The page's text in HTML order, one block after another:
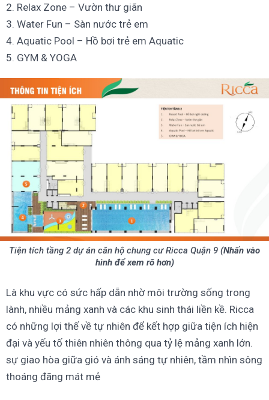
2. Relax Zone – Vườn thư giãn
3. Water Fun – Sàn nước trẻ em
4. Aquatic Pool – Hồ bơi trẻ em Aquatic
5. GYM & YOGA
Tiện tích tầng 2 dự án căn hộ chung cư Ricca Quận 9 (Nhấn vào
hình để xem rõ hơn)
Là khu vực có sức hấp dẫn nhờ môi trường sống trong
lành, nhiều mảng xanh và các khu sinh thái liền kề. Ricca
có những lợi thế về tự nhiên để kết hợp giữa tiện ích hiện
đại và yếu tố thiên nhiên thông qua tỷ lệ mảng xanh lớn.
sự giao hòa giữa gió và ánh sáng tự nhiên, tầm nhìn sông
thoáng đãng mát mẻ